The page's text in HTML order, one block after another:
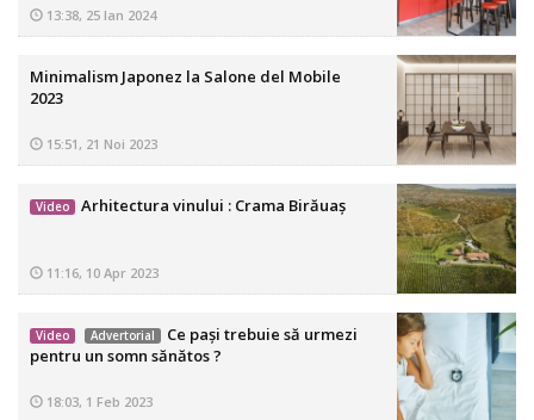
13:38, 25 Ian 2024
Minimalism Japonez la Salone del Mobile
2023
15:51, 21 Noi 2023
Video Arhitectura vinului : Crama Birăuaș
11:16, 10 Apr 2023
Video Advertorial
Ce pași trebuie să urmezi
pentru un somn sănătos ?
18:03, 1 Feb 2023